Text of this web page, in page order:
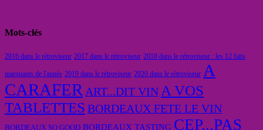
Mots-clés
2016 dans le rétroviseur 2017 dans le rétroviseur 2018 dans le rétroviseur : les 12 faits
marquants de l'année 2019 dans le rétroviseur 2020 dans le rétroviseur A
CARAFER ART...DIT VIN A VOS
TABLETTES BORDEAUX FETE LE VIN
BORDEAUX SO GOOD BORDEAUX TASTING CEP...PAS